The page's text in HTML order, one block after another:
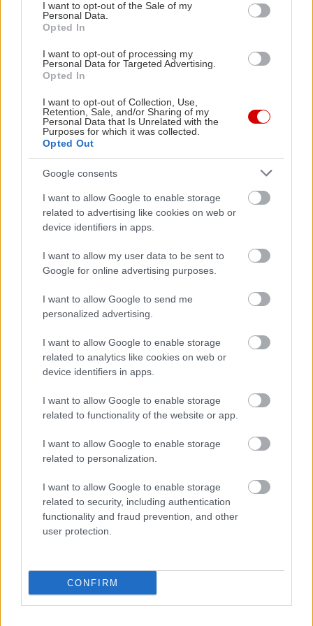
I want to opt-out of the Sale of my
Personal Data.
Opted In
I want to opt-out of processing my
Personal Data for Targeted Advertising.
Opted In
I want to opt-out of Collection, Use,
Retention, Sale, and/or Sharing of my
Personal Data that Is Unrelated with the
Purposes for which it was collected.
Opted Out
Google consents
I want to allow Google to enable storage
related to advertising like cookies on web or
device identifiers in apps.
I want to allow my user data to be sent to
Google for online advertising purposes.
I want to allow Google to send me
personalized advertising.
I want to allow Google to enable storage
related to analytics like cookies on web or
device identifiers in apps.
I want to allow Google to enable storage
related to functionality of the website or app.
I want to allow Google to enable storage
related to personalization.
I want to allow Google to enable storage
related to security, including authentication
functionality and fraud prevention, and other
user protection.
CONFIRM
Κλασικό, λαοφιλές εξαρχειώτικο στέκι που το
κρατά αληθινό απέναντι στην επέλαση των
μέρα κι από έναν καλεσμένο DJ, να παίζει από
blues και rock’n’roll μέχρι 60s garage και punk
από βινύλια. Πιάνεις σκαμπό στην μπάρα και
μπορείς σχεδόν να φανταστείς κάτι τύπους σαν
τον Κέρουακ ή σαν τον Μπάροουζ να τα πίνουν
δίπλα σου, αν ο δρόμος τους είχε βγάλει στην
Αθήνα. Φιλοξενεί συχνά και live, έχει και το απλό
ποτό στα 6€. Θα το βρεις ανοιχτό καθημερινά από
τις 19.30.